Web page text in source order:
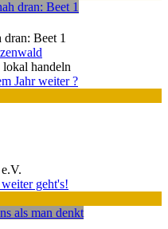
Beet 1
handeln
Jahr weiter ?
geht's!